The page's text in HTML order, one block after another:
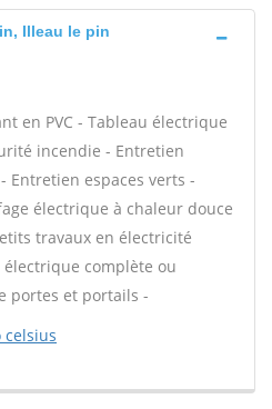
Illeau le pin
en PVC - Tableau électrique
incendie - Entretien
Entretien espaces verts -
électrique à chaleur douce
travaux en électricité
complète ou
portes et portails -